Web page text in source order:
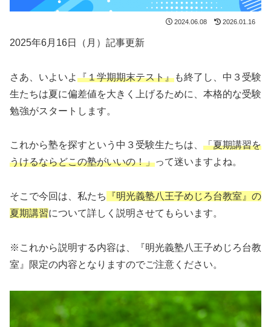
2024.06.08 2026.01.16
2025年6月16日（月）記事更新
さあ、いよいよ『１学期期末テスト』も終了し、中３受験
生たちは夏に偏差値を大きく上げるために、本格的な受験
勉強がスタートします。
これから塾を探すという中３受験生たちは、 「夏期講習を
うけるならどこの塾がいいの！」って迷いますよね。
そこで今回は、私たち
『明光義塾八王子めじろ台教室』の
夏期講習について詳しく説明させてもらいます。
※これから説明する内容は、『明光義塾八王子めじろ台教
室』限定の内容となりますのでご注意ください。